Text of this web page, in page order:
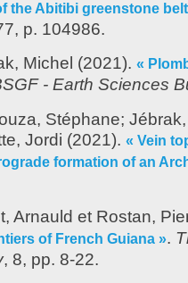
the Abitibi greenstone
p. 104986.
Michel (2021). «
- Earth Sciences
Stéphane;
Jordi (2021). « Vein
formation of an
Arnauld et Rostan,
of French Guiana ».
, 8, pp. 8-22.